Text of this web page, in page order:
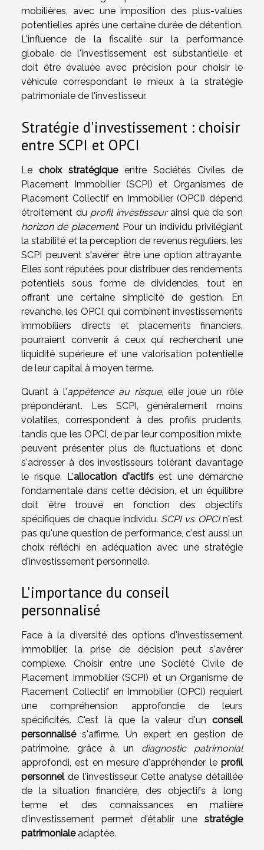
mobilières, avec une imposition des plus-values
potentielles après une certaine durée de détention.
L'influence de la fiscalité sur la performance
globale de l'investissement est substantielle et
doit être évaluée avec précision pour choisir le
véhicule correspondant le mieux à la stratégie
patrimoniale de l'investisseur.
Stratégie d'investissement : choisir
entre SCPI et OPCI
Le choix stratégiqueentre Sociétés Civiles de
Placement Immobilier (SCPI) et Organismes de
Placement Collectif en Immobilier (OPCI) dépend
étroitement du profil investisseurainsi que de son
horizon de placement. Pour un individu privilégiant
la stabilité et la perception de revenus réguliers, les
SCPI peuvent s'avérer être une option attrayante.
Elles sont réputées pour distribuer des rendements
potentiels sous forme de dividendes, tout en
offrant une certaine simplicité de gestion. En
revanche, les OPCI, qui combinent investissements
immobiliers directs et placements financiers,
pourraient convenir à ceux qui recherchent une
liquidité supérieure et une valorisation potentielle
de leur capital à moyen terme.
Quant à l'appétence au risque, elle joue un rôle
prépondérant. Les SCPI, généralement moins
volatiles, correspondent à des profils prudents,
tandis que les OPCI, de par leur composition mixte,
peuvent présenter plus de fluctuations et donc
s'adresser à des investisseurs tolérant davantage
le risque. L'allocation d'actifsest une démarche
fondamentale dans cette décision, et un équilibre
doit être trouvé en fonction des objectifs
spécifiques de chaque individu. SCPI vs OPCIn'est
pas qu'une question de performance, c'est aussi un
choix réfléchi en adéquation avec une stratégie
d'investissement personnelle.
L'importance du conseil
personnalisé
Face à la diversité des options d'investissement
immobilier, la prise de décision peut s'avérer
complexe. Choisir entre une Société Civile de
Placement Immobilier (SCPI) et un Organisme de
Placement Collectif en Immobilier (OPCI) requiert
une compréhension approfondie de leurs
spécificités. C'est là que la valeur d'un conseil
personnalisés'affirme. Un expert en gestion de
patrimoine, grâce à un diagnostic patrimonial
approfondi, est en mesure d'appréhender le profil
personnelde l'investisseur. Cette analyse détaillée
de la situation financière, des objectifs à long
terme et des connaissances en matière
d'investissement permet d'établir une stratégie
patrimonialeadaptée.